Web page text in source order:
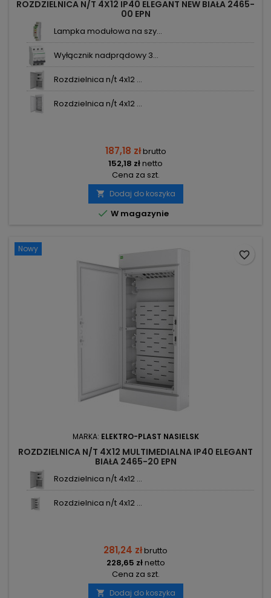
ROZDZIELNICA N/T 4X12 IP40 ELEGANT NEW BIAŁA 2465-
00 EPN
Lampka modułowa na szy...
Wyłącznik nadprądowy 3...
Rozdzielnica n/t 4x12 ...
Rozdzielnica n/t 4x12 ...
187,18 złbrutto
152,18 złnetto
Cena za szt.
 Dodaj do koszyka
 W magazynie
Nowy
MARKA: ELEKTRO-PLAST NASIELSK
ROZDZIELNICA N/T 4X12 MULTIMEDIALNA IP40 ELEGANT
BIAŁA 2465-20 EPN
Rozdzielnica n/t 4x12 ...
Rozdzielnica n/t 4x12 ...
281,24 złbrutto
228,65 złnetto
Cena za szt.
 Dodaj do koszyka
favorite_border